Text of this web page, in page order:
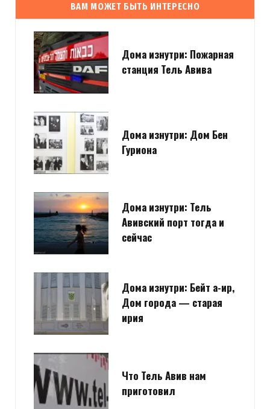
ВАМ МОЖЕТ БЫТЬ ИНТЕРЕСНО
Дома изнутри: Пожарная
станция Тель Авива
Дома изнутри: Дом Бен
Гуриона
Дома изнутри: Тель
Авивский порт тогда и
сейчас
Дома изнутри: Бейт а-ир,
Дом города — старая
ирия
Что Тель Авив нам
приготовил